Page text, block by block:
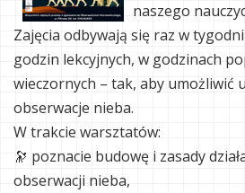
naszego
Zajęcia odbywają się raz w
godzin lekcyjnych, w godzinach
wieczornych – tak, aby umożliwić
obserwacje nieba.
W trakcie warsztatów:
🔭 poznacie budowę i zasady
obserwacji nieba,